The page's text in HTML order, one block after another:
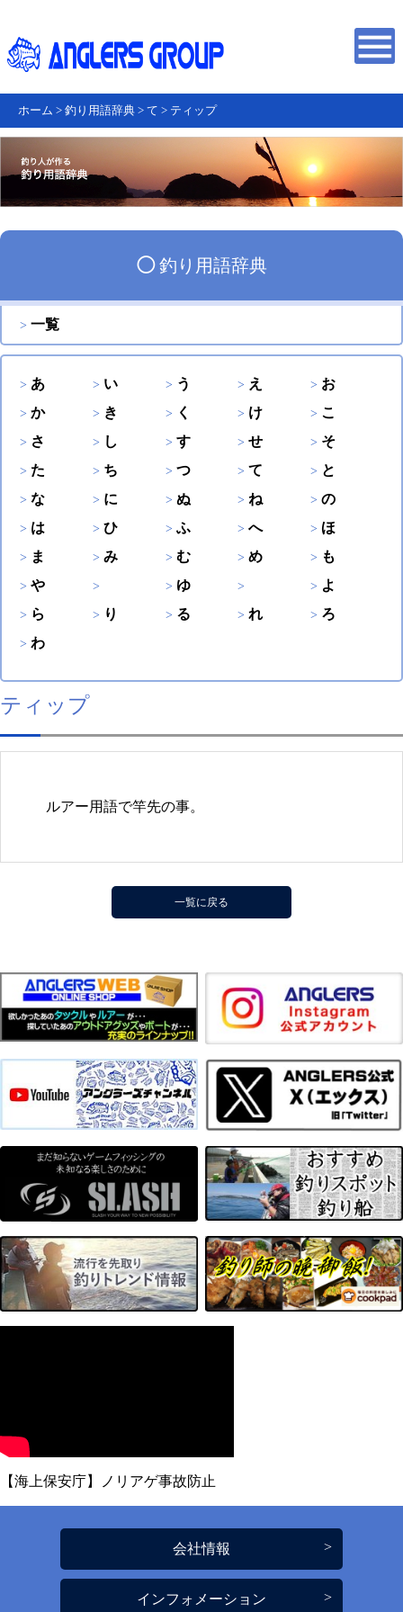
ホーム > 釣り用語辞典 > て > ティップ
◯釣り用語辞典
一覧
あ い う え
お
か
き く け
こ
さ
し す せ
そ
た
ち つ て
と
な
に ぬ ね
の
は
ひ ふ へ
ほ
ま
み む め
も
や
ゆ
よ
ら
り る れ
ろ
わ
ティップ
ルアー用語で竿先の事。
一覧に戻る
【海上保安庁】ノリアゲ事故防止
会社情報
インフォメーション